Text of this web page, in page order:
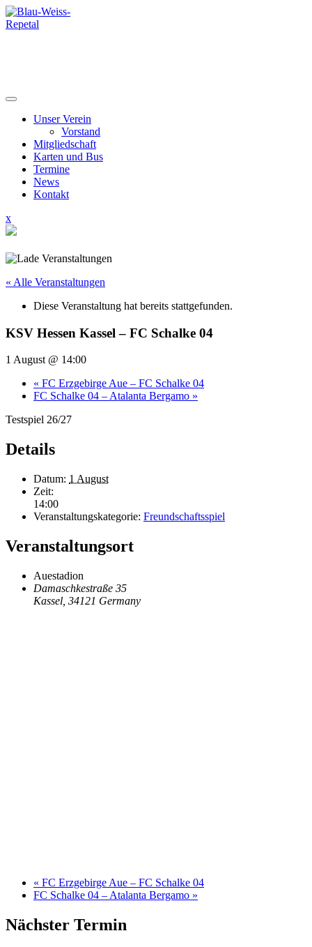
Skip
to
Unser Verein
Vorstand
Mitgliedschaft
Karten und Bus
Termine
News
Kontakt
xClose
Menu
« Alle Veranstaltungen
Diese Veranstaltung hat bereits stattgefunden.
KSV Hessen Kassel – FC Schalke 04
1 August @ 14:00
« FC Erzgebirge Aue – FC Schalke 04
FC Schalke 04 – Atalanta Bergamo »
Testspiel 26/27
Details
Datum: 1 August
Zeit:
14:00
Veranstaltungskategorie: Freundschaftsspiel
Veranstaltungsort
Auestadion
Damaschkestraße 35
Kassel 34121 Germany
« FC Erzgebirge Aue – FC Schalke 04
FC Schalke 04 – Atalanta Bergamo »
Nächster Termin